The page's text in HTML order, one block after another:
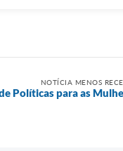
NOTÍCIA MENOS
Políticas para as